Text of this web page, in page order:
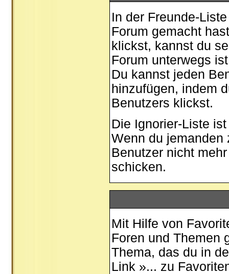
In der Freunde-
Forum gemacht
klickst, kannst du
Forum unterwegs
Du kannst jeden
hinzufügen, indem
Benutzers klickst.
Die Ignorier-Liste
Wenn du jemanden
Benutzer nicht
schicken.
Mit Hilfe von
Foren und Themen
Thema, das du in
Link »... zu